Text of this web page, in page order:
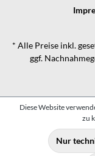
* Alle Preise inkl.
ggf.
Diese Website
zu
Nur